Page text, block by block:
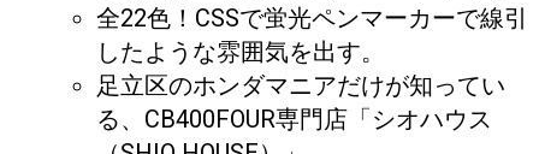
全22色！CSSで蛍光ペンマーカーで線引
したような雰囲気を出す。
足立区のホンダマニアだけが知ってい
る、CB400FOUR専門店「シオハウス